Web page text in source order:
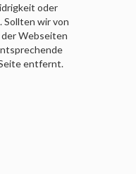
oder
Sollten wir von
Webseiten
entfernt.